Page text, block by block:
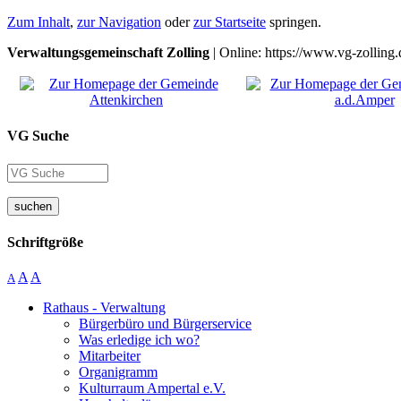
Zum Inhalt, zur Navigation oderzur Startseite springen.
Verwaltungsgemeinschaft Zolling | Online: https://www.vg-
VG Suche
suchen
Schriftgröße
A A A
Rathaus - Verwaltung
Bürgerbüro und Bürgerservice
Was erledige ich wo?
Mitarbeiter
Organigramm
Kulturraum Ampertal e.V.